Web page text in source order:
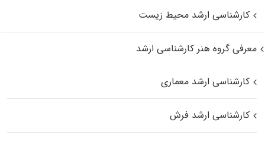
کارشناسی ارشد محیط زیست
معرفی گروه هنر کارشناسی ارشد
کارشناسی ارشد معماری
کارشناسی ارشد فرش